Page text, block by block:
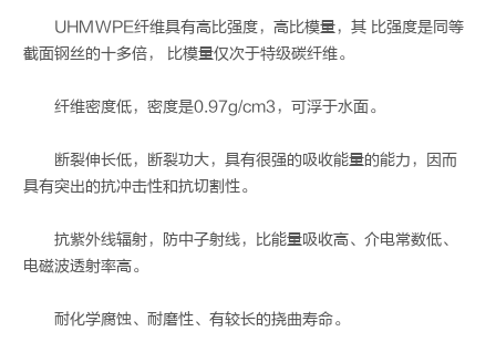
UHMWPE纤维具有高比强度，高比模量，其 比强度是同等
截面钢丝的十多倍， 比模量仅次于特级碳纤维。
纤维密度低，密度是0.97g/cm3，可浮于水面。
断裂伸长低，断裂功大，具有很强的吸收能量的能力，因而
具有突出的抗冲击性和抗切割性。
抗紫外线辐射，防中子射线，比能量吸收高、介电常数低、
电磁波透射率高。
耐化学腐蚀、耐磨性、有较长的挠曲寿命。